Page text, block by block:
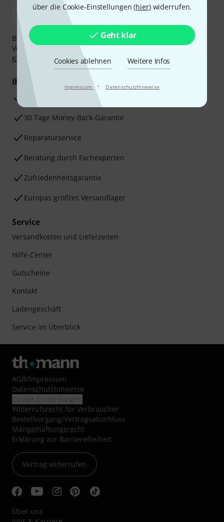
über die Cookie-Einstellungen (hier) widerrufen.
Geht klar
Cookies ablehnen Weitere Infos
Impressum · Datenschutzhinweise
Bezahlen Sie vertraulich und sicher per Nachnahme,
Vorkasse, PayPal, Amazon Pay,Klarna Sofort bezahlen
Klarna Ratenzahlungoder Kreditkarte.
Ihre Vorteile
3 Jahre Thomann Garantie
30 Tage Money-Back-Garantie
Reparaturservice
Beratung durch Fachexperten
Zufriedenheitsgarantie
Europas größtes Versandlager
Service
Versandkosten und Lieferzeiten
Hilfe-Center
Gutscheine
Kontakt
Ladengeschäft
Service im Überblick
AGB/Impressum
Datenschutzhinweise
Widerrufsrecht für Verbraucher
Bestellvorgang/Vertragsabschluss
Mängelhaftungsrecht
Erklärung zur Barrierefreiheit
Vertrag widerrufen
Über uns